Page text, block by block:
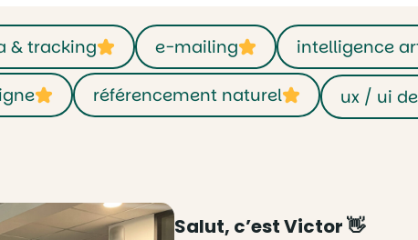
& tracking e-mailing intelligence
référencement naturel ux / ui
Salut, c’est Victor 👋